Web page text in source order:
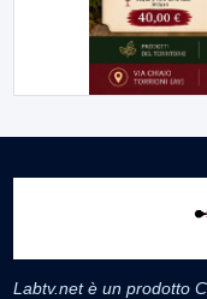
Labtv.net è un prodotto